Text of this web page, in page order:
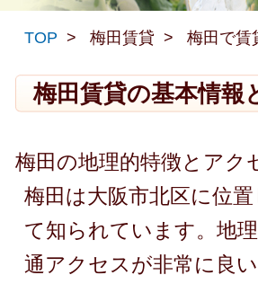
TOP 梅田賃貸 梅田で賃
梅田賃貸の基本情報
梅田の地理的特徴とアク
梅田は大阪市北区に位
て知られています。地
通アクセスが非常に良